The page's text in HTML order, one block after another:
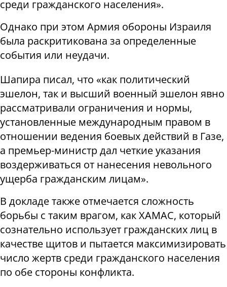
среди гражданского населения».
Однако при этом Армия обороны Израиля
была раскритикована за определенные
события или неудачи.
Шапира писал, что «как политический
эшелон, так и высший военный эшелон явно
рассматривали ограничения и нормы,
установленные международным правом в
отношении ведения боевых действий в Газе,
а премьер-министр дал четкие указания
воздерживаться от нанесения невольного
ущерба гражданским лицам».
В докладе также отмечается сложность
борьбы с таким врагом, как ХАМАС, который
сознательно использует гражданских лиц в
качестве щитов и пытается максимизировать
число жертв среди гражданского населения
по обе стороны конфликта.